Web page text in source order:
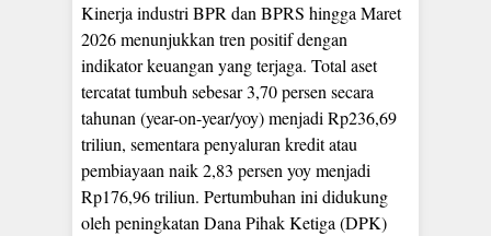
Kinerja industri BPR dan BPRS hingga Maret
2026 menunjukkan tren positif dengan
indikator keuangan yang terjaga. Total aset
tercatat tumbuh sebesar 3,70 persen secara
tahunan (year-on-year/yoy) menjadi Rp236,69
triliun, sementara penyaluran kredit atau
pembiayaan naik 2,83 persen yoy menjadi
Rp176,96 triliun. Pertumbuhan ini didukung
oleh peningkatan Dana Pihak Ketiga (DPK)